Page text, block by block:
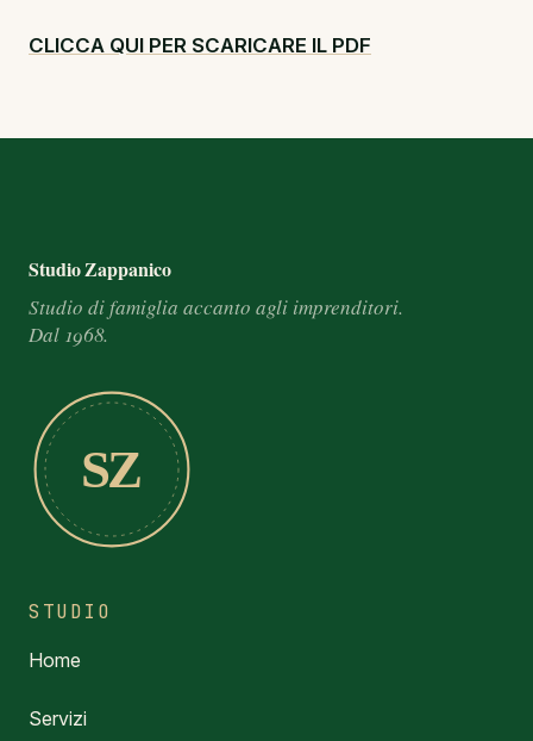
CLICCA QUI PER SCARICARE IL PDF
Footer e informazioni
Studio Zappanico
Studio di famiglia accanto agli imprenditori.
Dal 1968.
SZ
STUDIO
Home
Servizi